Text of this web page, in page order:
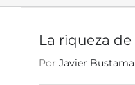
La riqueza
Por Javier